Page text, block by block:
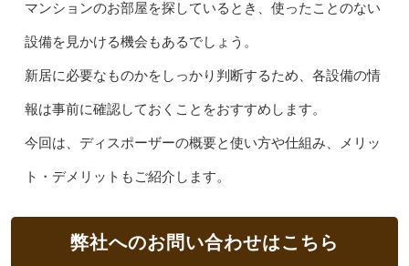
マンションのお部屋を探しているとき、使ったことのない
設備を見かける機会もあるでしょう。
新居に必要なものかをしっかり判断するため、各設備の情
報は事前に確認しておくことをおすすめします。
今回は、ディスポーザーの概要と使い方や仕組み、メリッ
ト・デメリットもご紹介します。
弊社へのお問い合わせはこちら